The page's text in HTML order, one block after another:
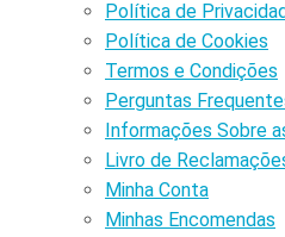
Política de
Política de Cookies
Termos e Condições
Perguntas
Informações Sobre
Livro de
Minha Conta
Minhas Encomendas